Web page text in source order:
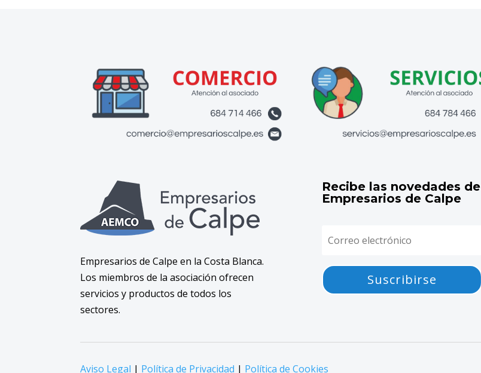
Empresarios de Calpe en la Costa Blanca.
Los miembros de la asociación ofrecen
servicios y productos de todos los
sectores.
Recibe las novedades de
Empresarios de Calpe
Suscribirse
Aviso Legal | Política de Privacidad | Política de Cookies